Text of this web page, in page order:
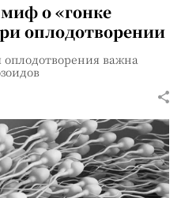
о «гонке
оплодотворении
важна